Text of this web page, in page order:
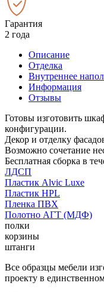
Гарантия
2 года
Описание
Отделка
Внутреннее
Информация
Отзывы
Готовы изготовить
конфигурации.
Декор и отделку
Возможно сочетание
Бесплатная сборка в
ЛДСП
Пластик Alvic Luxe
Пластик HPL
Пленка ПВХ
Полотно АГТ (МДФ)
полки
корзины
штанги
Все образцы мебели
проекту в